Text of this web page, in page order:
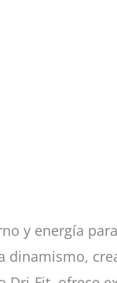
y energía